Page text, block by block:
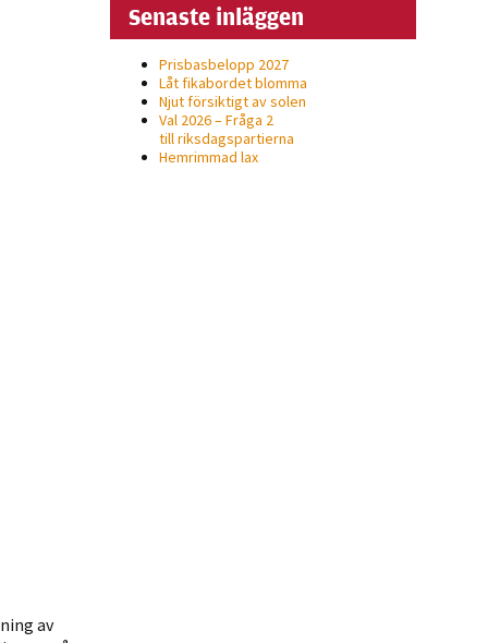
av
Senaste inläggen
Prisbasbelopp 2027
Låt fikabordet blomma
Njut försiktigt av solen
Val 2026 – Fråga 2
till riksdagspartierna
Hemrimmad lax